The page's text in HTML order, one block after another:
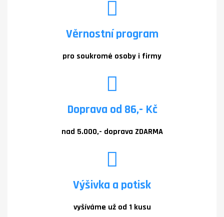
Věrnostní program
pro soukromé osoby i firmy
Doprava od 86,- Kč
nad 5.000,- doprava ZDARMA
Výšivka a potisk
vyšíváme už od 1 kusu